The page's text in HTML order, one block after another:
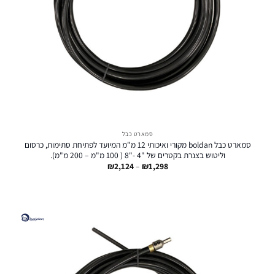
סמארט כבל
סמארט כבל boldan מקורי ואיכותי 12 מ"מ המיועד לפתיחת סתימות, כרסום
וליטוש בצנרת בקטרים של "4 -"8 ( 100 מ"מ – 200 מ"מ).
₪1,298
–
₪2,124 טווח